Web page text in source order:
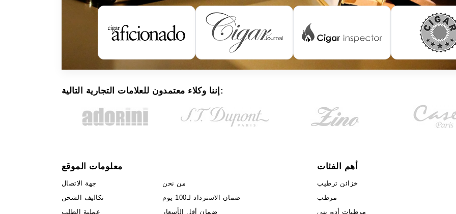
إننا وكلاء معتمدون للعلامات التجارية التالية:
معلومات الموقع
جهة الاتصال
تكاليف الشحن
عملية الطلب
من نحن
ضمان الاسترداد لـ100 يوم
ضمان أقل الأسعار
أهم الفئات
خزائن ترطيب
مرطب
مرطبات أدوريني